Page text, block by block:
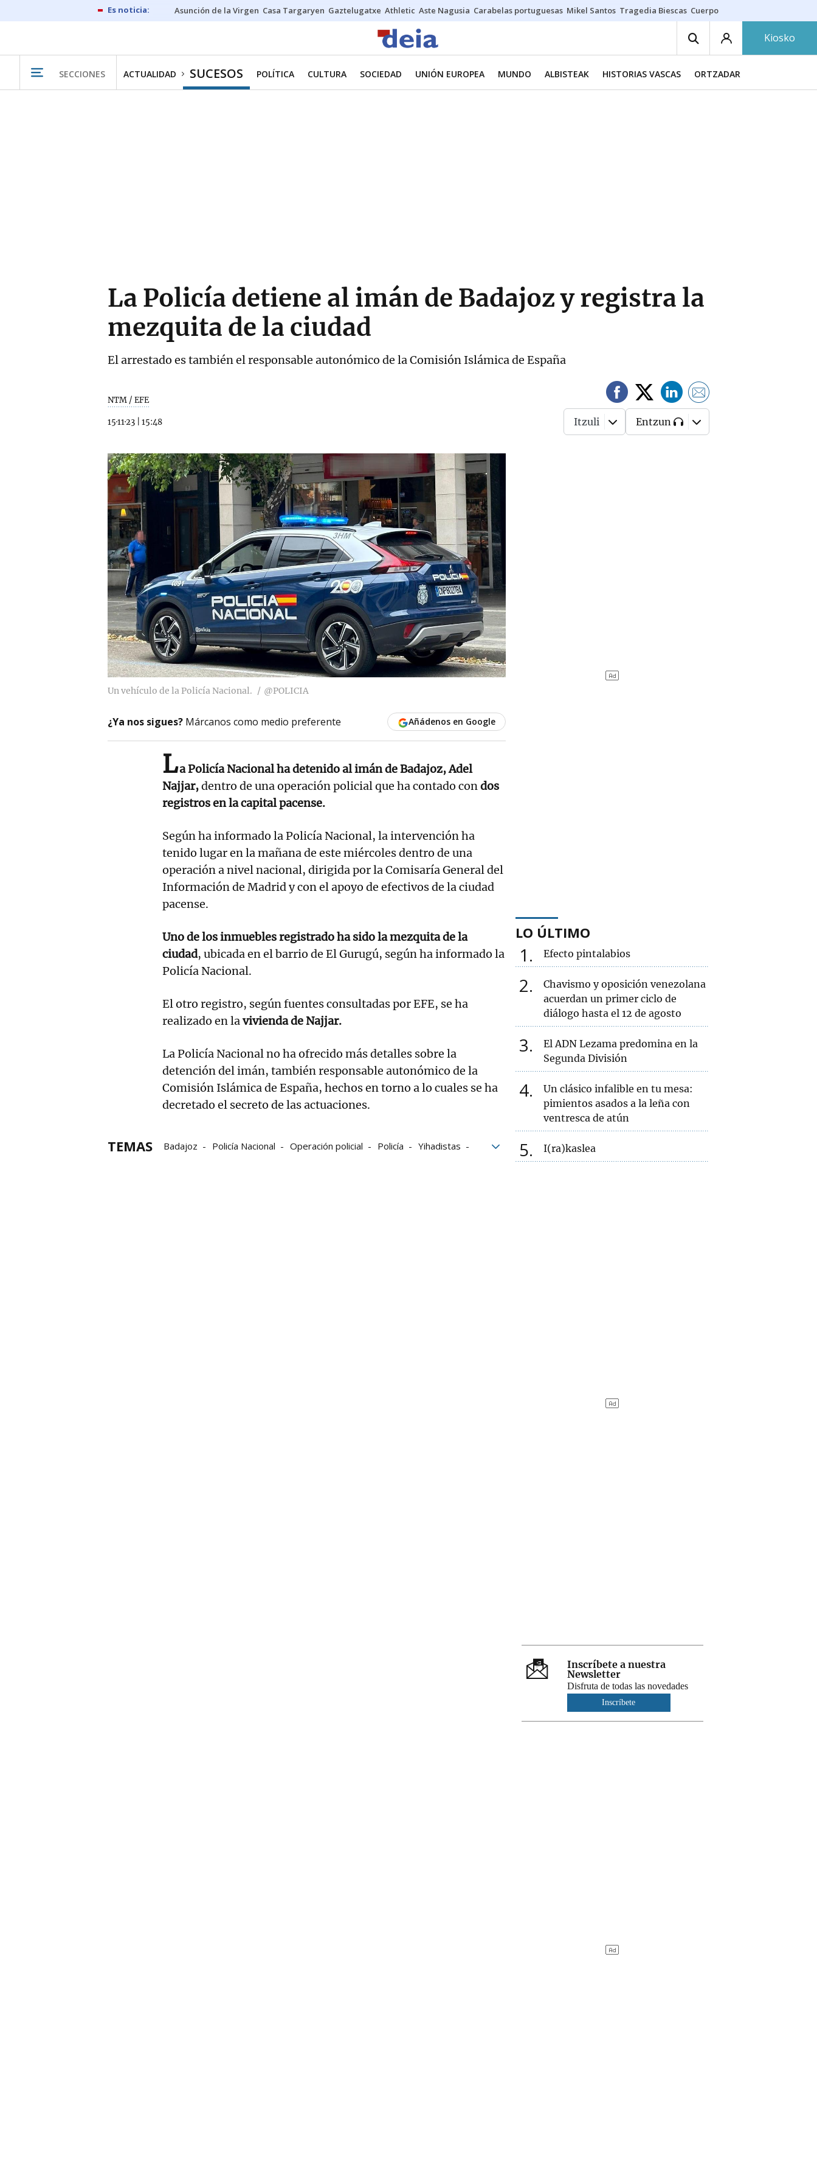
Asunción de la Virgen Casa Targaryen Gaztelugatxe Athletic Aste Nagusia Carabelas portuguesas Mikel Santos Tragedia Biescas Cuerpo ría
Kiosko
SECCIONES ACTUALIDAD SUCESOS POLÍTICA CULTURA SOCIEDAD UNIÓN EUROPEA MUNDO ALBISTEAK HISTORIAS VASCAS ORTZADAR
La Policía detiene al imán de Badajoz y registra la
mezquita de la ciudad
El arrestado es también el responsable autonómico de la Comisión Islámica de España
NTM / EFE
15·11·23 15:48 Itzuli Entzun
Un vehículo de la Policía Nacional. @POLICIA
¿Ya nos sigues? Márcanos como medio preferente Añádenos en Google
La Policía Nacional ha detenido al imán de Badajoz, Adel
Najjar,dentro de una operación policial que ha contado condos
registros en la capital pacense.
Según ha informado la Policía Nacional, la intervención ha
tenido lugar en la mañana de este miércoles dentro de una
operación a nivel nacional, dirigida por la Comisaría General del
Información de Madrid y con el apoyo de efectivos de la ciudad
pacense.
Uno de los inmuebles registrado ha sido la mezquita de la
ciudad, ubicada en el barrio de El Gurugú, según ha informado la
Policía Nacional.
El otro registro, según fuentes consultadas por EFE, se ha
realizado en lavivienda de Najjar.
La Policía Nacional no ha ofrecido más detalles sobre la
detención del imán, también responsable autonómico de la
Comisión Islámica de España, hechos en torno a lo cuales se ha
decretado el secreto de las actuaciones.
TEMAS Badajoz Policía Nacional Operación policial Policía
Yihadistas
LO ÚLTIMO
1 Efecto pintalabios
2
Chavismo y oposición venezolana
acuerdan un primer ciclo de
diálogo hasta el 12 de agosto
3
El ADN Lezama predomina en la
Segunda División
4
Un clásico infalible en tu mesa:
pimientos asados a la leña con
ventresca de atún
5 I(ra)kaslea
Inscríbete a nuestra
Newsletter
Disfruta de todas las novedades
Inscríbete